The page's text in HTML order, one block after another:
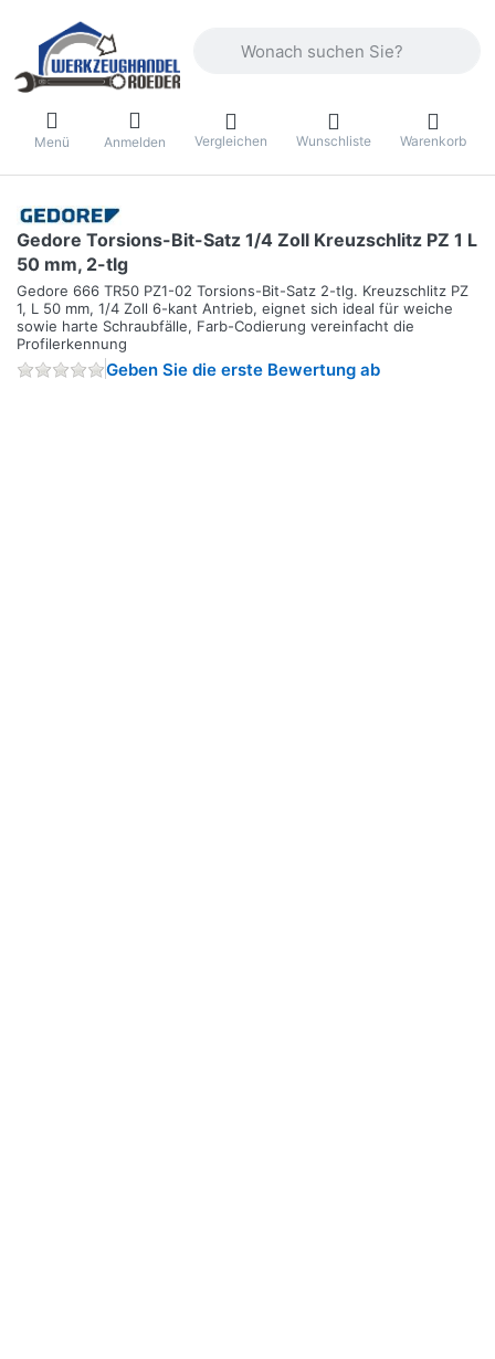
Menü Anmelden Vergleichen Wunschliste Warenkorb
Gedore Torsions-Bit-Satz 1/4 Zoll Kreuzschlitz PZ 1 L
50 mm, 2-tlg
Gedore 666 TR50 PZ1-02 Torsions-Bit-Satz 2-tlg. Kreuzschlitz PZ
1, L 50 mm, 1/4 Zoll 6-kant Antrieb, eignet sich ideal für weiche
sowie harte Schraubfälle, Farb-Codierung vereinfacht die
Profilerkennung
Geben Sie die erste Bewertung ab